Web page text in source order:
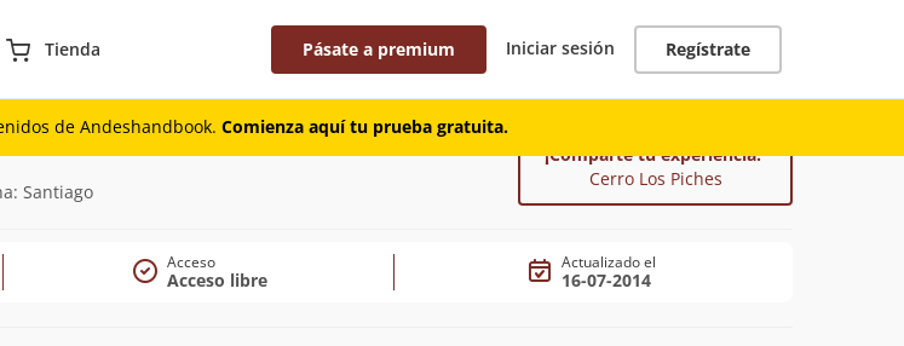
Tienda Pásate a premium Iniciar sesión Regístrate
de Andeshandbook. Comienza aquí tu prueba gratuita.
Santiago
¡Comparte tu experiencia!
Cerro Los Piches
Acceso
Acceso libre
Actualizado el
16-07-2014